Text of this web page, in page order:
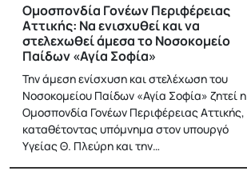
Ομοσπονδία Γονέων Περιφέρειας
Αττικής: Να ενισχυθεί και να
στελεχωθεί άμεσα το Νοσοκομείο
Παίδων «Αγία Σοφία»
Την άμεση ενίσχυση και στελέχωση του
Νοσοκομείου Παίδων «Αγία Σοφία» ζητεί η
Ομοσπονδία Γονέων Περιφέρειας Αττικής,
καταθέτοντας υπόμνημα στον υπουργό
Υγείας Θ. Πλεύρη και την…